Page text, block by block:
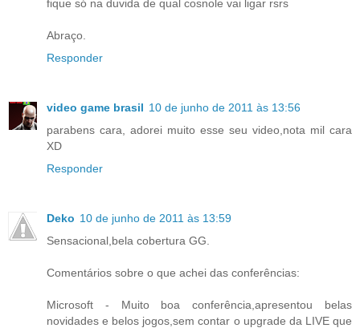
fique só na duvida de qual cosnole vai ligar rsrs
Abraço.
Responder
video game brasil 10 de junho de 2011 às 13:56
parabens cara, adorei muito esse seu video,nota mil cara
XD
Responder
Deko 10 de junho de 2011 às 13:59
Sensacional,bela cobertura GG.
Comentários sobre o que achei das conferências:
Microsoft - Muito boa conferência,apresentou belas
novidades e belos jogos,sem contar o upgrade da LIVE que